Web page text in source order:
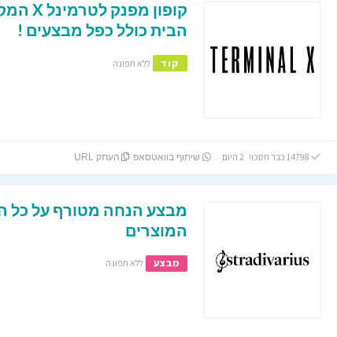
הבית כולל כפל מבצעים !
קוד ללא תפוגה
14798 כבר חסכו! 2 היום שיתוף בוואטסאפ העתק URL
המוצרים
מבצע ללא תפוגה